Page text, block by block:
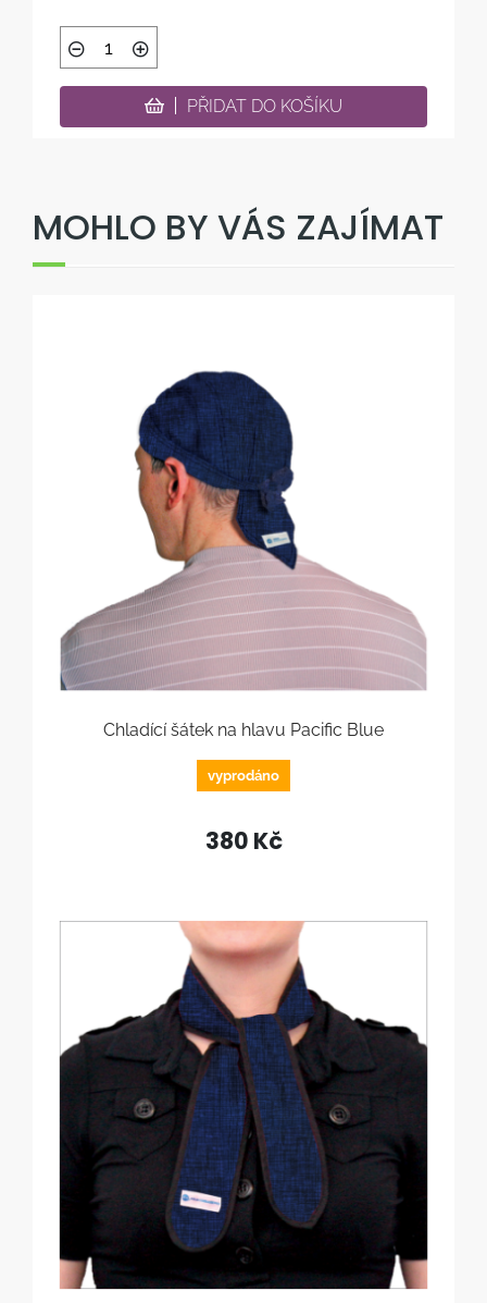
PŘIDAT DO KOŠÍKU
MOHLO BY VÁS ZAJÍMAT
Chladící šátek na hlavu Pacific Blue
vyprodáno
380 Kč